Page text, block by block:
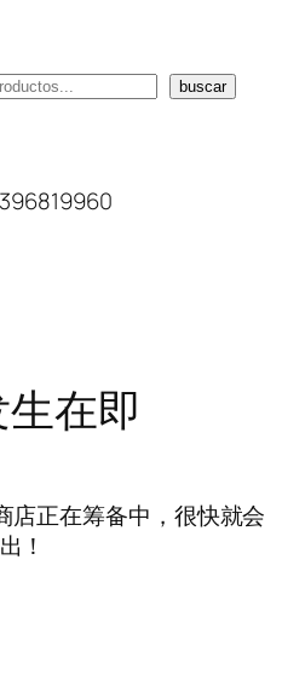
buscar
在即
店正在筹备中，很快就会
！